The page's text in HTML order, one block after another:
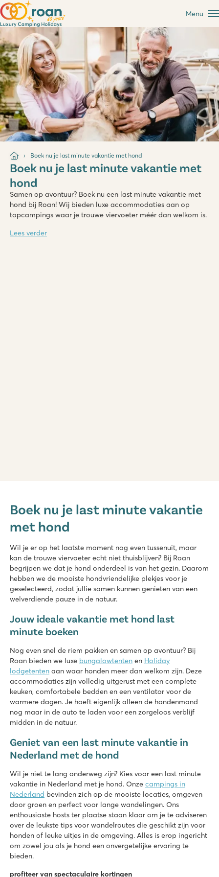
Menu
Boek nu je last minute vakantie met hond
Boek nu je last minute vakantie met
hond
Samen op avontuur? Boek nu een last minute vakantie met
hond bij Roan! Wij bieden luxe accommodaties aan op
topcampings waar je trouwe viervoeter méér dan welkom is.
Lees verder
Nederland - - Limburg - Sevenum
★ ★ ★ ★
Zwembaden zowel binnen als buiten met glijbaan én
Uitgebreid entertainmentprogramma én binnenspeeltuin
Gelegen aan de prachtige Noord-Limburgse Peel
L'Ideal
L'Ideal
Frankrijk - Midden-Frankrijk - Annecy - Lathuile
★ ★ ★
Omgeven door een prachtig natuurlandschap
Op loopafstand van het meer van Annecy
Zaton Holiday Resort
Zaton Holiday Resort
Kroatië - Kroatische kust - Dalmatië - Zadar
★ ★ ★
Twee zwembaden, volop glijbaanplezier
Winkelpromenade met restaurants op de camping
Op loopafstand van het pittoreske dorpje Nin
Valamar Camping Lanterna
Valamar Camping Lanterna
Kroatië - Kroatische kust - Istrië - Poreč
★ ★ ★
Groot zwembadcomplex met meerdere glijbanen
Accommodaties vlakbij familiezwembad
20 autominuten van Poreč
Boek nu je last minute vakantie
met hond
Wil je er op het laatste moment nog even tussenuit, maar
kan de trouwe viervoeter echt niet thuisblijven? Bij Roan
begrijpen we dat je hond onderdeel is van het gezin. Daarom
hebben we de mooiste hondvriendelijke plekjes voor je
geselecteerd, zodat jullie samen kunnen genieten van een
welverdiende pauze in de natuur.
Jouw ideale vakantie met hond last
minute boeken
Nog even snel de riem pakken en samen op avontuur? Bij
Roan bieden we luxe bungalowtenten en Holiday
lodgetenten aan waar honden meer dan welkom zijn. Deze
accommodaties zijn volledig uitgerust met een complete
keuken, comfortabele bedden en een ventilator voor de
warmere dagen. Je hoeft eigenlijk alleen de hondenmand
nog maar in de auto te laden voor een zorgeloos verblijf
midden in de natuur.
Geniet van een last minute vakantie in
Nederland met de hond
Wil je niet te lang onderweg zijn? Kies voor een last minute
vakantie in Nederland met je hond. Onze campings in
Nederland bevinden zich op de mooiste locaties, omgeven
door groen en perfect voor lange wandelingen. Ons
enthousiaste hosts ter plaatse staan klaar om je te adviseren
over de leukste tips voor wandelroutes die geschikt zijn voor
honden of leuke uitjes in de omgeving. Alles is erop ingericht
om zowel jou als je hond een onvergetelijke ervaring te
bieden.
profiteer van spectaculaire kortingen